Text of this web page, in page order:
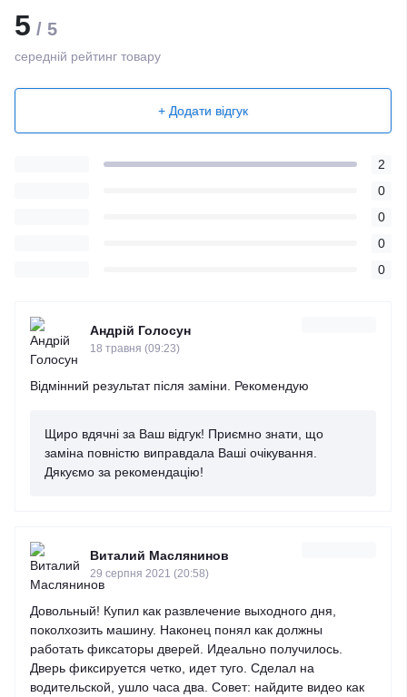
5 / 5
середній рейтинг товару
+ Додати відгук
2
0
0
0
0
Андрій Голосун
18 травня (09:23)
Відмінний результат після заміни. Рекомендую
Щиро вдячні за Ваш відгук! Приємно знати, що
заміна повністю виправдала Ваші очікування.
Дякуємо за рекомендацію!
Виталий Маслянинов
29 серпня 2021 (20:58)
Довольный! Купил как развлечение выходного дня,
поколхозить машину. Наконец понял как должны
работать фиксаторы дверей. Идеально получилось.
Дверь фиксируется четко, идет туго. Сделал на
водительской, ушло часа два. Совет: найдите видео как